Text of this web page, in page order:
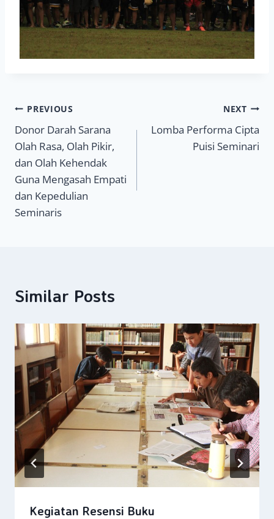
Navigasi
pos
PREVIOUS
Donor Darah Sarana
Olah Rasa, Olah Pikir,
dan Olah Kehendak
Guna Mengasah Empati
dan Kepedulian
Seminaris
NEXT
Lomba Performa Cipta
Puisi Seminari
Similar Posts
Kegiatan Resensi Buku